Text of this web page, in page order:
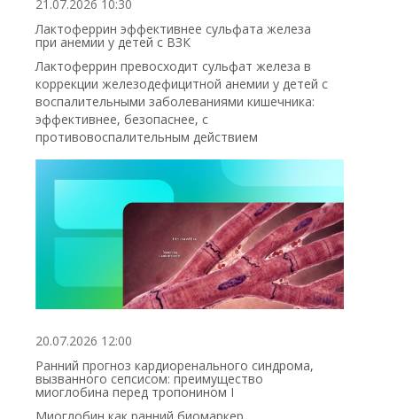
21.07.2026 10:30
Лактоферрин эффективнее сульфата железа
при анемии у детей с ВЗК
Лактоферрин превосходит сульфат железа в
коррекции железодефицитной анемии у детей с
воспалительными заболеваниями кишечника:
эффективнее, безопаснее, с
противовоспалительным действием
20.07.2026 12:00
Ранний прогноз кардиоренального синдрома,
вызванного сепсисом: преимущество
миоглобина перед тропонином I
Миоглобин как ранний биомаркер